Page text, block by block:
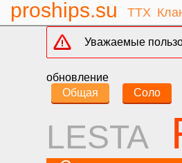
proships.su ТТХ
Уважаемые
обновление
Общая
Соло
LESTA